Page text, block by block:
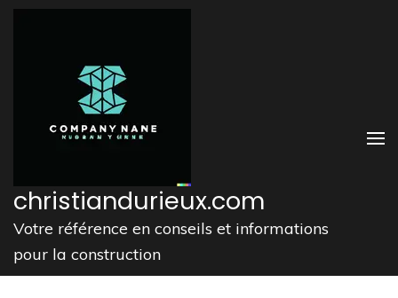
Aller
christiandurieux.com
Votre référence en conseils et informations
pour la construction